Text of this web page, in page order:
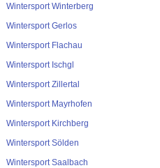
Wintersport Winterberg
Wintersport Gerlos
Wintersport Flachau
Wintersport Ischgl
Wintersport Zillertal
Wintersport Mayrhofen
Wintersport Kirchberg
Wintersport Sölden
Wintersport Saalbach